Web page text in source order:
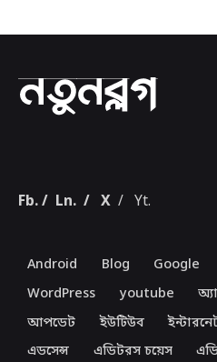
Fb. / Ln. / X / Yt.
Android Blog Google
WordPress
youtube
আপডেট
ইউটিউব
এডসেন্স
এডিটরস চয়েস